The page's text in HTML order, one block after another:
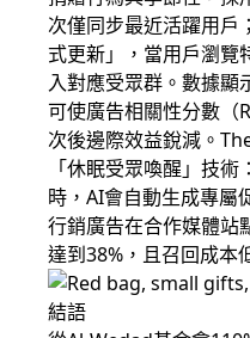
次僅同步最近活躍用戶
式更新」，當用戶瀏覽
入對應受眾群。數據顯
可使廣告相關性分數（
次後邊際效益銳減。
「休眠受眾喚醒」技
時，AI會自動生成專屬
行銷廣告在合作媒體站
達到38%，且召回成本
結語